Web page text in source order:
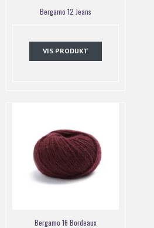
Bergamo 12 Jeans
VIS PRODUKT
Bergamo 16 Bordeaux